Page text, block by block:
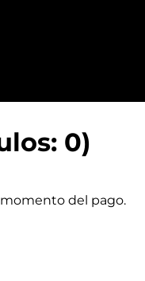
0)
del pago.